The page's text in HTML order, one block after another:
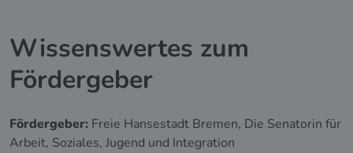
Wissenswertes zum
Fördergeber
Fördergeber: Freie Hansestadt Bremen, Die Senatorin für
Arbeit, Soziales, Jugend und Integration